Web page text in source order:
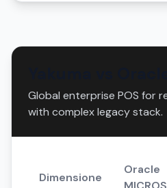
Global enterprise POS for
with complex legacy stack.
Dimensione
Oracle